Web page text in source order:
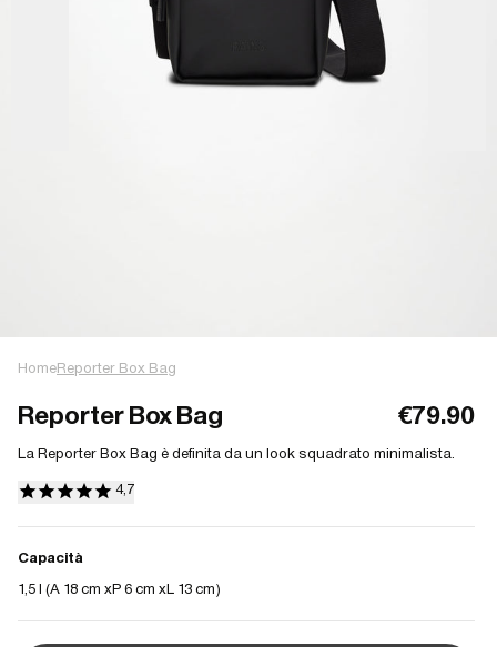
HomeReporter Box Bag
Reporter Box Bag €79.90
La Reporter Box Bag è definita da un look squadrato minimalista.
Capacità
1,5 l (A 18 cm P 6 cm L 13 cm)